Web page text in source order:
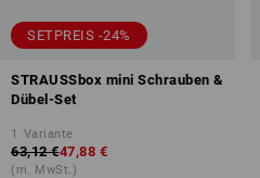
SETPREIS -24%
STRAUSSbox mini Schrauben &
Dübel-Set
1 Variante
63,12 €47,88 €
(m. MwSt.)